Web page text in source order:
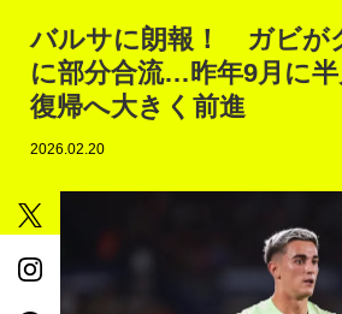
バルサに朗報！ ガビが
に部分合流…昨年9月に半
復帰へ大きく前進
2026.02.20